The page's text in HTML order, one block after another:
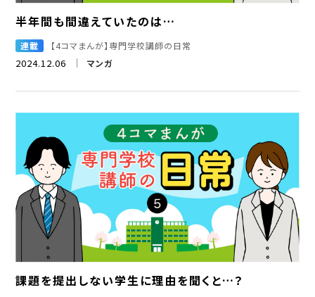
半年間も間違えていたのは…
2024.12.06 マンガ
連載 【4コマまんが】専門学校講師の日常
課題を提出しない学生に理由を聞くと…？